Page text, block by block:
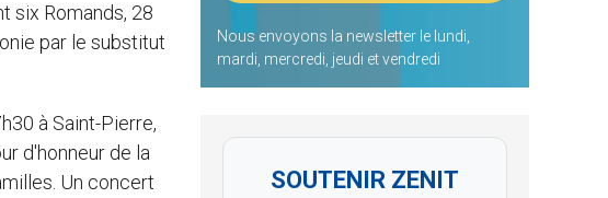
six Romands, 28
par le substitut
à Saint-Pierre,
d'honneur de la
Un concert
Nous envoyons la newsletter le lundi,
mardi, mercredi, jeudi et vendredi
SOUTENIR ZENIT